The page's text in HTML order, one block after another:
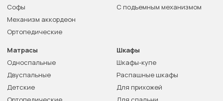
Софы
Механизм аккордеон
Ортопедические
С подъемным механизмом
Матрасы
Односпальные
Двуспальные
Детские
Шкафы
Шкафы-купе
Распашные шкафы
Для прихожей